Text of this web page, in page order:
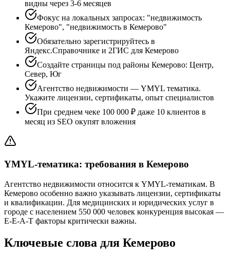
видны через 3-6 месяцев
Фокус на локальных запросах: "недвижимость
Кемерово", "недвижимость в Кемерово"
Обязательно зарегистрируйтесь в
Яндекс.Справочнике и 2ГИС для Кемерово
Создайте страницы под районы Кемерово: Центр,
Север, Юг
Агентство недвижимости — YMYL тематика.
Укажите лицензии, сертификаты, опыт специалистов
При среднем чеке 100 000 ₽ даже 10 клиентов в
месяц из SEO окупят вложения
YMYL-тематика: требования в Кемерово
Агентство недвижимости относится к YMYL-тематикам. В
Кемерово особенно важно указывать лицензии, сертификаты
и квалификации. Для медицинских и юридических услуг в
городе с населением 550 000 человек конкуренция высокая —
E-E-A-T факторы критически важны.
Ключевые слова для Кемерово